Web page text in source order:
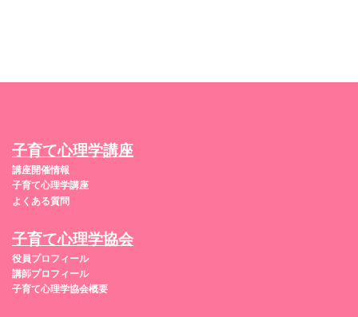
子育て心理学講座
講座開催情報
子育て心理学講座
よくある質問
子育て心理学協会
役員プロフィール
講師プロフィール
子育て心理学協会概要